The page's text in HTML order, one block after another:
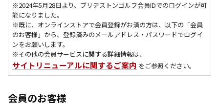
※2024年5月28日より、ブリヂストンゴルフ会員IDでのログインが可
能になりました。
※既に、 オンラインストアで会員登録がお済の方は、以下の「会員
のお客様」から、登録済みのメールアドレス・パスワードでログイ
ンをお願いします。
※その他の会員サービスに関する詳細情報は、
サイトリニューアルに関するご案内 をご参照ください。
会員のお客様